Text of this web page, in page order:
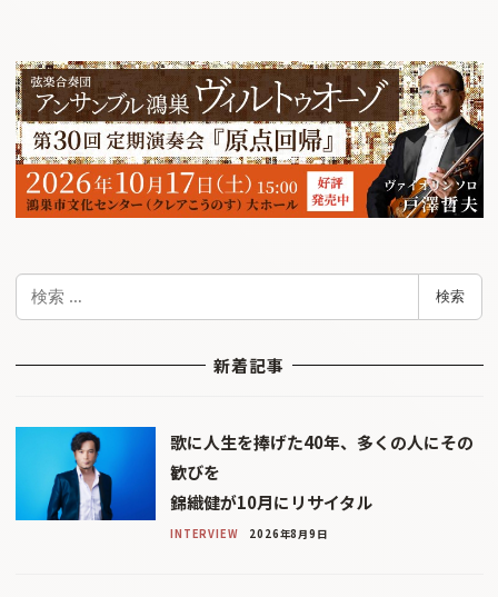
検
検索
新着記事
歌に人生を捧げた40年、多くの人にその
歓びを
錦織健が10月にリサイタル
INTERVIEW 2026年8月9日